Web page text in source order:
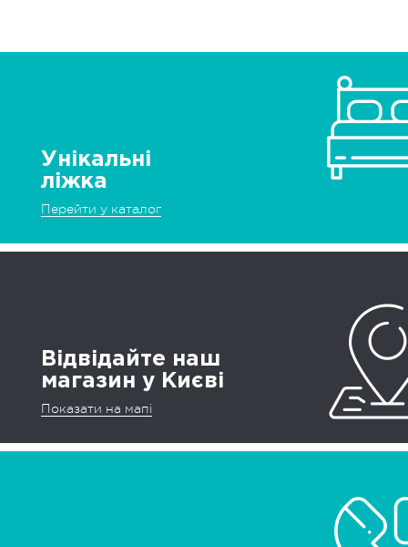
Унікальні
ліжка
Перейти у каталог
Відвідайте наш
магазин у Києві
Показати на мапі